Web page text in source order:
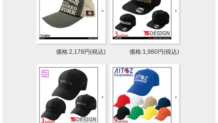
価格:2,178円(税込) 価格:1,980円(税込)